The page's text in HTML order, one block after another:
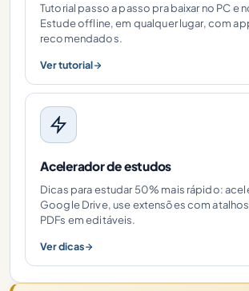
Tutorial passo a passo pra baixar no PC e
Estude offline, em qualquer lugar, com
recomendados.
Ver tutorial
Acelerador de estudos
Dicas para estudar 50% mais rápido:
Google Drive, use extensões com
PDFs em editáveis.
Ver dicas